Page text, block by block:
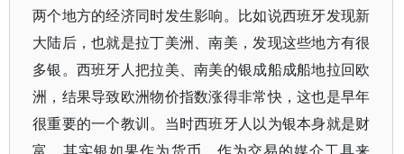
两个地方的经济同时发生影响。比如说西班牙发现新
大陆后，也就是拉丁美洲、南美，发现这些地方有很
多银。西班牙人把拉美、南美的银成船成船地拉回欧
洲，结果导致欧洲物价指数涨得非常快，这也是早年
很重要的一个教训。当时西班牙人以为银本身就是财